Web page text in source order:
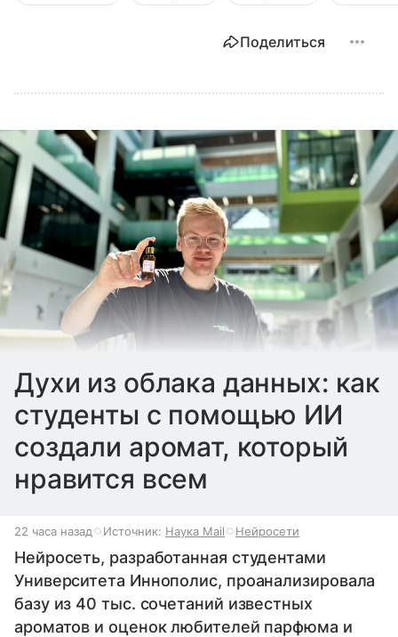
Поделиться
Духи из облака данных: как
студенты с помощью ИИ
создали аромат, который
нравится всем
22 часа назад Источник: Наука Mail Нейросети
Нейросеть, разработанная студентами
Университета Иннополис, проанализировала
базу из 40 тыс. сочетаний известных
ароматов и оценок любителей парфюма и